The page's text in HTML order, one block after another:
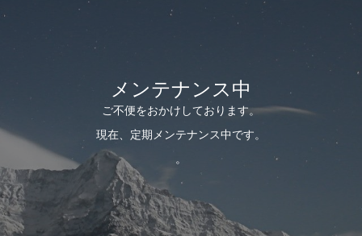
メンテナンス中
ご不便をおかけしております。
現在、定期メンテナンス中です。
。